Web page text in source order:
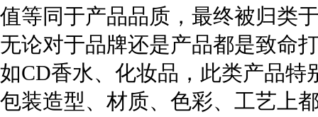
值等同于产品品质，最终被归类
无论对于品牌还是产品都是致命
如CD香水、化妆品，此类产品
包装造型、材质、色彩、工艺上